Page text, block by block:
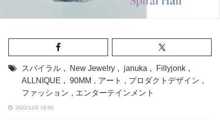
スパイラル , New Jewelry , januka , Fillyjonk ,
ALLNIQUE , 90MM , アート , プロダクトデザイン ,
ファッション , エンターテインメント
2022/12/2 16:00